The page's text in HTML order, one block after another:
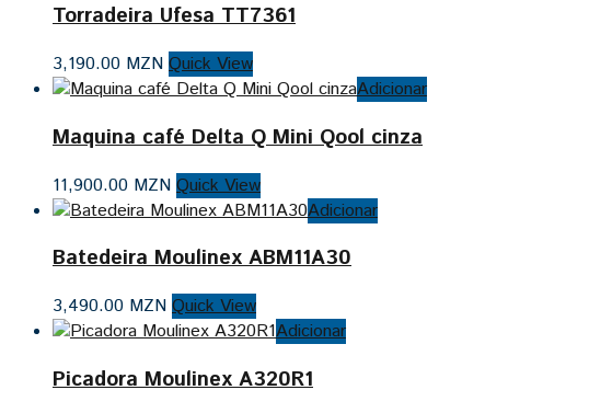
Torradeira Ufesa TT7361
3,190.00 MZN Quick View
Adicionar
Maquina café Delta Q Mini Qool cinza
11,900.00 MZN Quick View
Adicionar
Batedeira Moulinex ABM11A30
3,490.00 MZN Quick View
Adicionar
Picadora Moulinex A320R1